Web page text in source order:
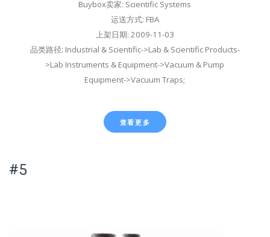
Buybox卖家: Scientific Systems
运送方式: FBA
上架日期: 2009-11-03
品类路径: Industrial & Scientific->Lab & Scientific Products-
>Lab Instruments & Equipment->Vacuum & Pump
Equipment->Vacuum Traps;
查看更多
#5